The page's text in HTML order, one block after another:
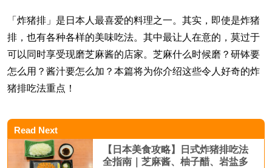
「炸猪排」是日本人最喜爱的料理之一。其实，即使是炸猪
排，也有各种各样的美味吃法。其中最让人在意的，莫过于
可以同时享受现磨芝麻酱的店家。芝麻什么时候磨？研钵要
怎么用？酱汁要怎么加？本篇将为你介绍这些令人好奇的炸
猪排吃法重点！
Read Next
【日本美食攻略】日式炸猪排吃法
全指南｜芝麻酱、柚子醋、岩盐多